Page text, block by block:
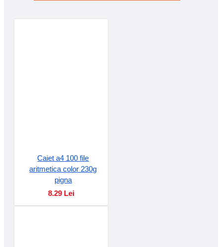
Caiet a4 100 file
aritmetica color 230g
pigna
8.29 Lei